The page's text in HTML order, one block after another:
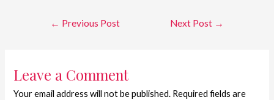
← Previous Post Next Post →
Leave a Comment
Your email address will not be published. Required fields are